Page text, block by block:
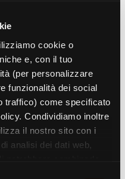
cookie o
e, con il tuo
(per personalizzare
funzionalità dei social
traffico) come specificato
Condividiamo inoltre
il nostro sito con i
analisi dei dati web,
(proiezioni in sala,
web...).